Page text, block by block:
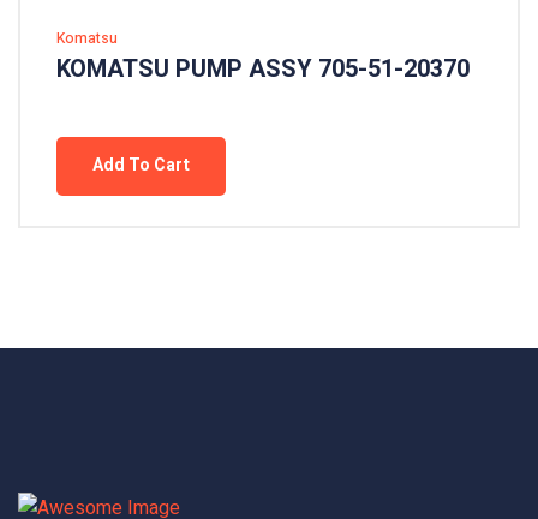
Komatsu
KOMATSU PUMP ASSY 705-51-20370
Add To Cart